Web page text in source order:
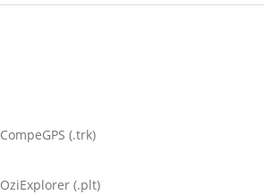
CompeGPS (.trk)
OziExplorer (.plt)